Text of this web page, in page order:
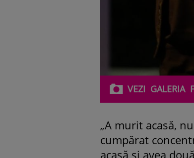
VEZI GALERIA
„A murit acasă,
cumpărat
acasă și avea